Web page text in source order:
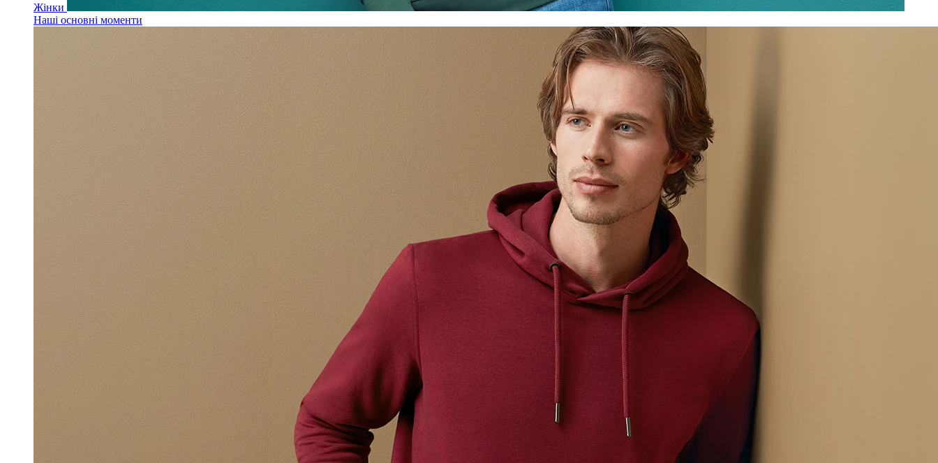
Жінки
Наші основні моменти